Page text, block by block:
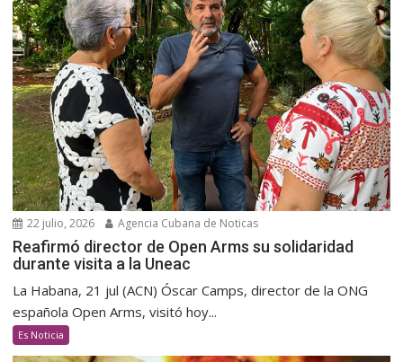
22 julio, 2026 Agencia Cubana de Noticas
Reafirmó director de Open Arms su solidaridad
durante visita a la Uneac
La Habana, 21 jul (ACN) Óscar Camps, director de la ONG
española Open Arms, visitó hoy...
Es Noticia